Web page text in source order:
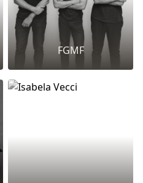
FGMF